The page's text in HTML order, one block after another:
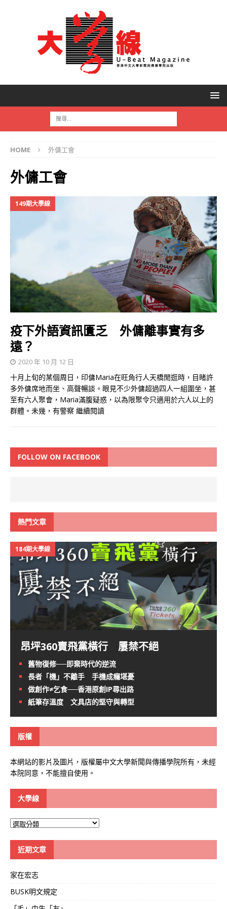
HOME 外傭工會
外傭工會
149期大學線
疫下外語資訊匱乏 外傭離事實有多
遠？
2020 年 10 月 12 日
十月上旬的某個周日，印傭Maria在旺角行人天橋閒逛時，目睹許
多外傭席地而坐、高聲暢談。眼見不少外傭超過四人一組圍坐，甚
至有六人聚會，Maria滿腹疑惑，以為限聚令只適用於六人以上的
群體。未幾，有警察 繼續閱讀
FOLLOW ON FACEBOOK
熱門文章
184期大學線
昂坪360賣飛黨橫行 屢禁不絕
舊物復修──即棄時代的逆流
長者「機」不離手 手機成癮堪憂
做創作≠乞食──香港原創IP尋出路
紙筆存溫度 文具店的堅守與轉型
版權
本網站的影片及圖片，版權屬中文大學新聞與傳播學院所有，未經
本院同意，不能擅自使用。
大學線
大
近期文章
家在宏志
BUSK明文規定